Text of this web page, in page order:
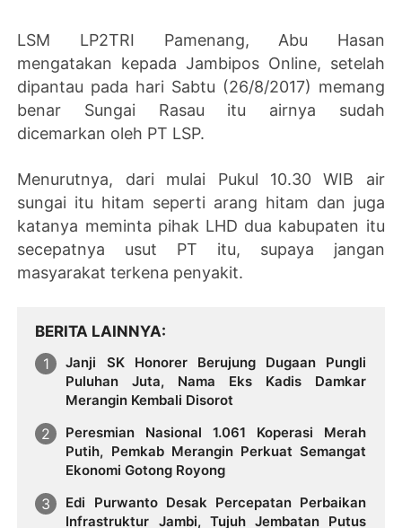
LSM LP2TRI Pamenang, Abu Hasan
mengatakan kepada Jambipos Online, setelah
dipantau pada hari Sabtu (26/8/2017) memang
benar Sungai Rasau itu airnya sudah
dicemarkan oleh PT LSP.
Menurutnya, dari mulai Pukul 10.30 WIB air
sungai itu hitam seperti arang hitam dan juga
katanya meminta pihak LHD dua kabupaten itu
secepatnya usut PT itu, supaya jangan
masyarakat terkena penyakit.
BERITA LAINNYA
Janji SK Honorer Berujung Dugaan Pungli
Puluhan Juta, Nama Eks Kadis Damkar
Merangin Kembali Disorot
Peresmian Nasional 1.061 Koperasi Merah
Putih, Pemkab Merangin Perkuat Semangat
Ekonomi Gotong Royong
Edi Purwanto Desak Percepatan Perbaikan
Infrastruktur Jambi, Tujuh Jembatan Putus